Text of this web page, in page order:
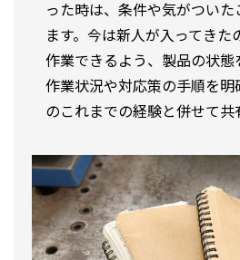
った時は、条件や気がつい
ます。今は新人が入ってきた
作業できるよう、製品の状態
作業状況や対応策の手順を
のこれまでの経験と併せて共